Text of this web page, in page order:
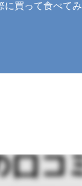
に買って食べてみ